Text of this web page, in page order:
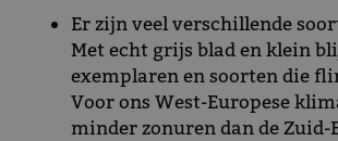
Er zijn veel verschillende
Met echt grijs blad en klein
exemplaren en soorten die
Voor ons West-Europese
minder zonuren dan de Zuid-